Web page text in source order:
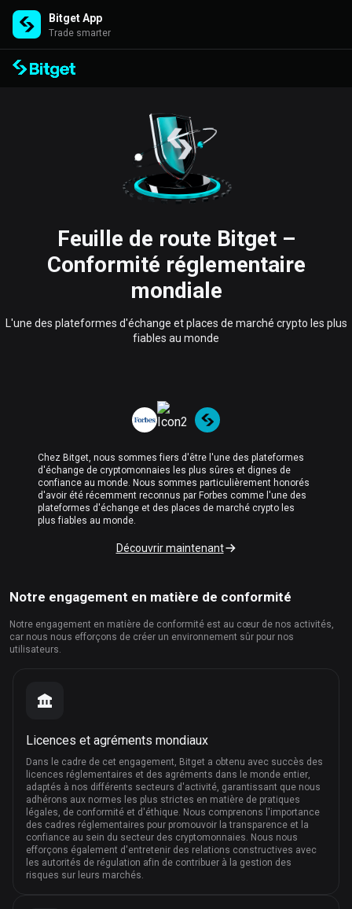
Bitget App
Trade smarter
Feuille de route Bitget –
Conformité réglementaire
mondiale
L'une des plateformes d'échange et places de marché crypto les plus
fiables au monde
Chez Bitget, nous sommes fiers d'être l'une des plateformes
d'échange de cryptomonnaies les plus sûres et dignes de
confiance au monde. Nous sommes particulièrement honorés
d'avoir été récemment reconnus par Forbes comme l'une des
plateformes d'échange et des places de marché crypto les
plus fiables au monde.
Découvrir maintenant
Notre engagement en matière de conformité
Notre engagement en matière de conformité est au cœur de nos activités,
car nous nous efforçons de créer un environnement sûr pour nos
utilisateurs.
Licences et agréments mondiaux
Dans le cadre de cet engagement, Bitget a obtenu avec succès des
licences réglementaires et des agréments dans le monde entier,
adaptés à nos différents secteurs d'activité, garantissant que nous
adhérons aux normes les plus strictes en matière de pratiques
légales, de conformité et d'éthique. Nous comprenons l'importance
des cadres réglementaires pour promouvoir la transparence et la
confiance au sein du secteur des cryptomonnaies. Nous nous
efforçons également d'entretenir des relations constructives avec
les autorités de régulation afin de contribuer à la gestion des
risques sur leurs marchés.